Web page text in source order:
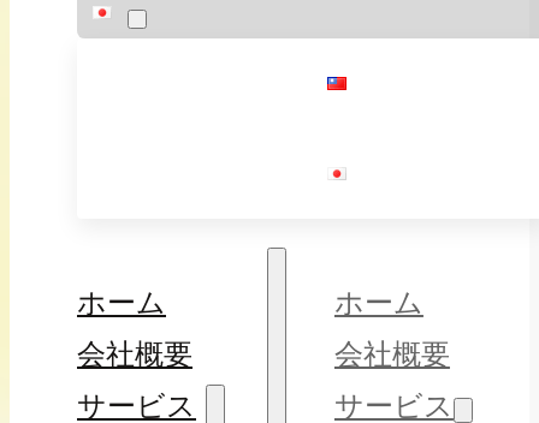
ホーム
会社概要
サービス
ホーム
会社概要
サービス